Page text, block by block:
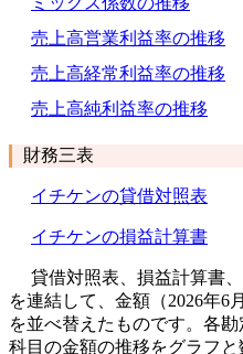
売上高営業利益率の推移
売上高経常利益率の推移
売上高純利益率の推移
財務三表
イチケンの貸借対照表
イチケンの損益計算書
貸借対照表、損益計算書
を連結して、金額（2026年6
を並べ替えたものです。各
科目の金額の推移をグラフと